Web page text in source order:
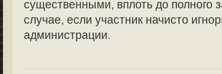
существенными, вплоть до полного
случае, если участник начисто
администрации.